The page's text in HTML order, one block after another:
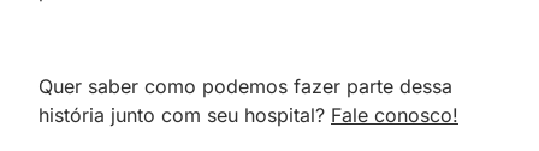
Quer saber como podemos fazer parte dessa
história junto com seu hospital? Fale conosco!